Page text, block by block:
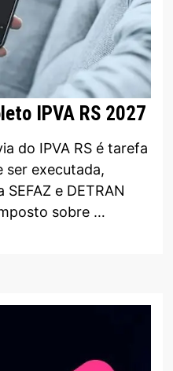
IPVA RS 2027
do IPVA RS é tarefa
ser executada,
e DETRAN
sobre …